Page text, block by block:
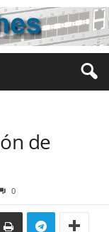
de
0